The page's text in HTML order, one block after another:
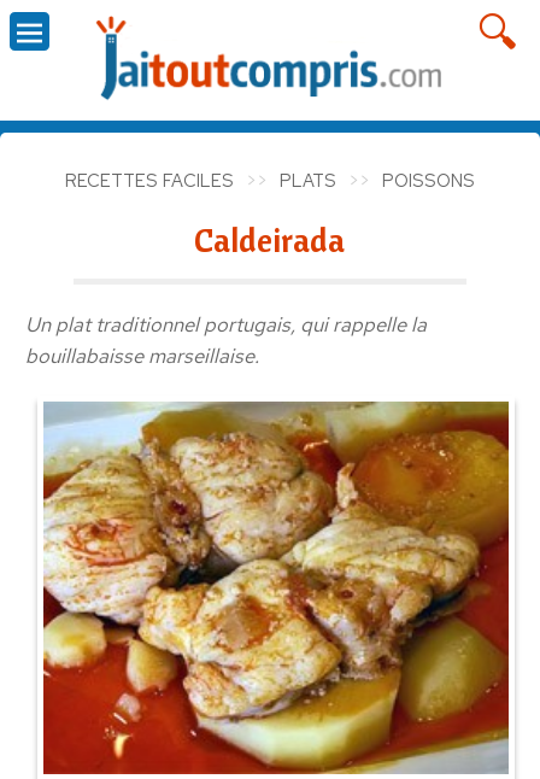
RECETTES FACILES PLATS POISSONS
Caldeirada
Un plat traditionnel portugais, qui rappelle la
bouillabaisse marseillaise.